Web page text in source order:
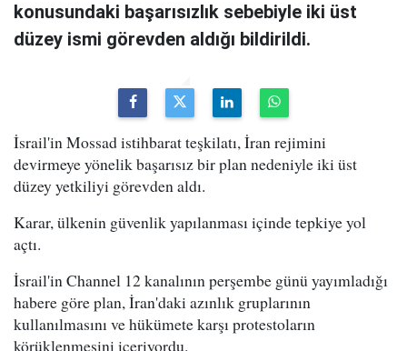
konusundaki başarısızlık sebebiyle iki üst
düzey ismi görevden aldığı bildirildi.
İsrail'in Mossad istihbarat teşkilatı, İran rejimini
devirmeye yönelik başarısız bir plan nedeniyle iki üst
düzey yetkiliyi görevden aldı.
Karar, ülkenin güvenlik yapılanması içinde tepkiye yol
açtı.
İsrail'in Channel 12 kanalının perşembe günü yayımladığı
habere göre plan, İran'daki azınlık gruplarının
kullanılmasını ve hükümete karşı protestoların
körüklenmesini içeriyordu.